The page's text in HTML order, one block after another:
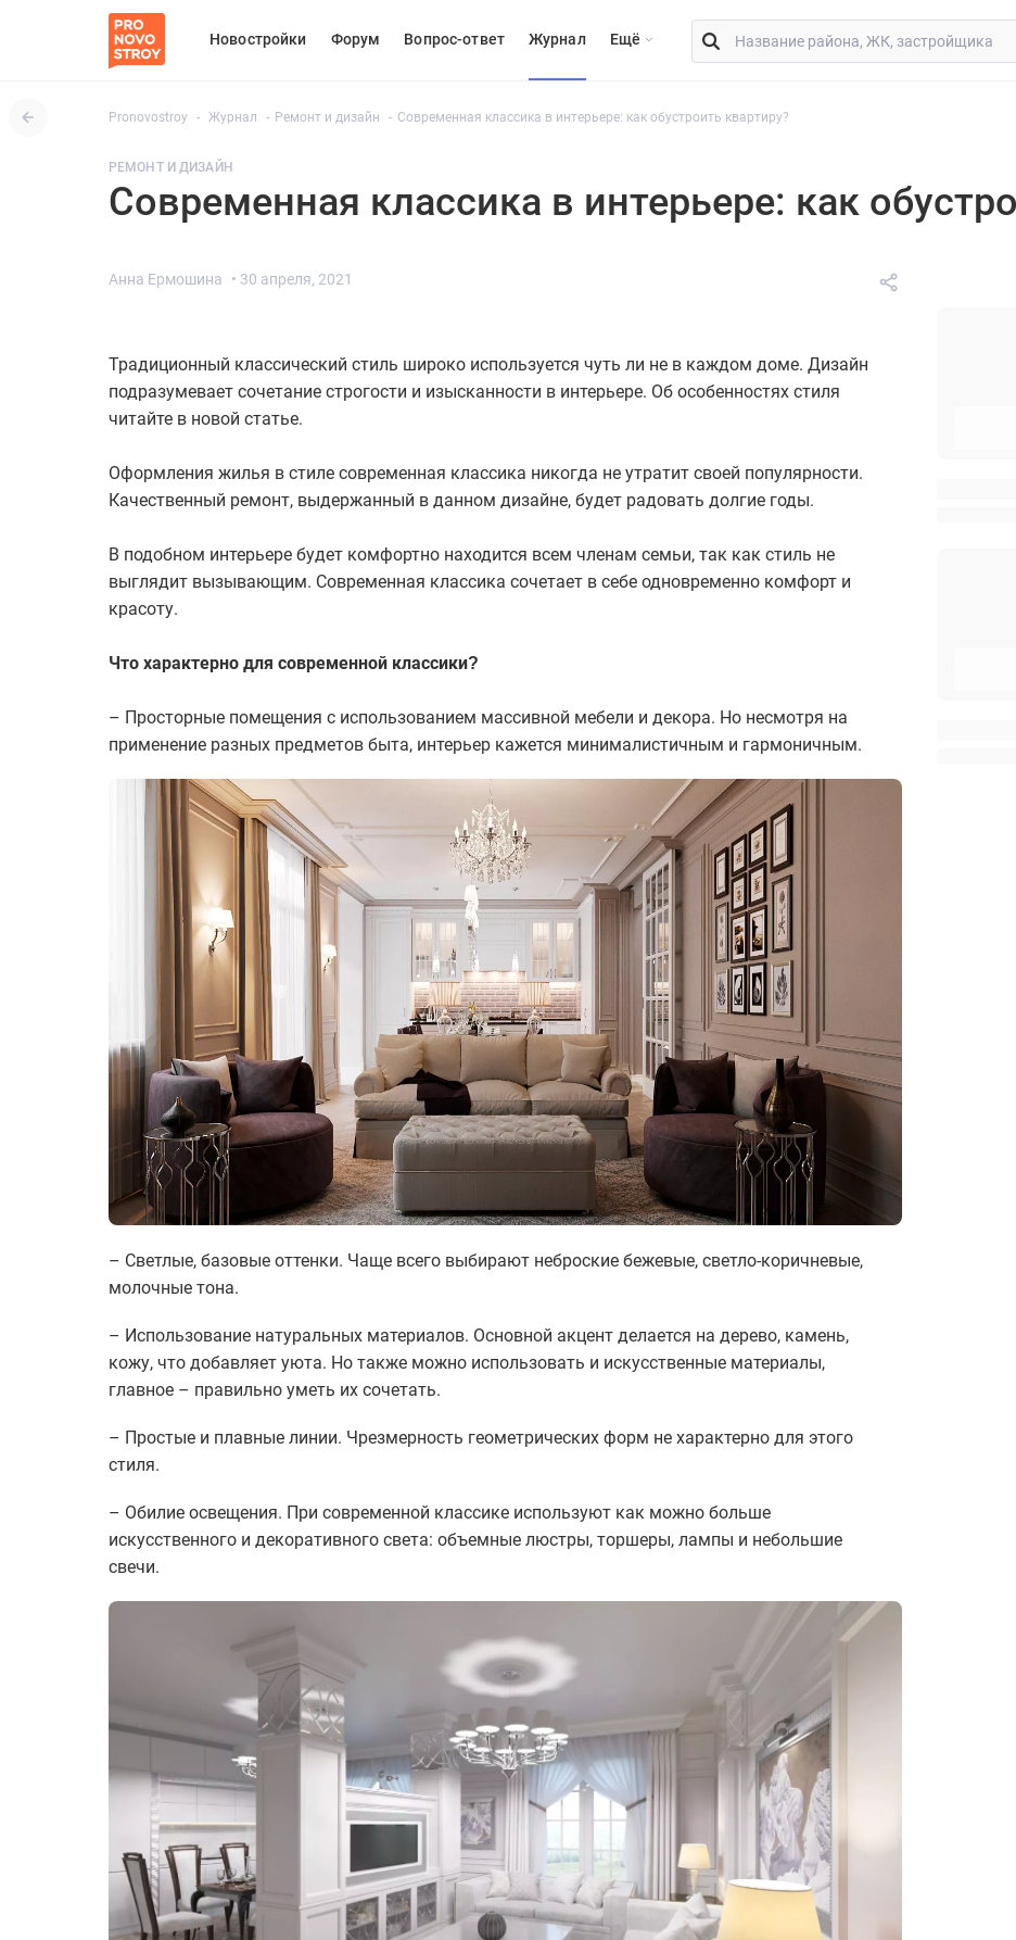
Новостройки Форум Вопрос-ответ Журнал Eщё
Pronovostroy Журнал Ремонт и дизайн Современная классика в интерьере: как обустроить квартиру?
РЕМОНТ И ДИЗАЙН
Современная классика в интерьере: как
Анна Ермошина • 30 апреля, 2021
Традиционный классический стиль широко используется чуть ли не в каждом доме. Дизайн
подразумевает сочетание строгости и изысканности в интерьере. Об особенностях стиля
читайте в новой статье.
Оформления жилья в стиле современная классика никогда не утратит своей популярности.
Качественный ремонт, выдержанный в данном дизайне, будет радовать долгие годы.
В подобном интерьере будет комфортно находится всем членам семьи, так как стиль не
выглядит вызывающим. Современная классика сочетает в себе одновременно комфорт и
красоту.
Что характерно для современной классики?
– Просторные помещения с использованием массивной мебели и декора. Но несмотря на
применение разных предметов быта, интерьер кажется минималистичным и гармоничным.
– Светлые, базовые оттенки. Чаще всего выбирают неброские бежевые, светло-коричневые,
молочные тона.
– Использование натуральных материалов. Основной акцент делается на дерево, камень,
кожу, что добавляет уюта. Но также можно использовать и искусственные материалы,
главное – правильно уметь их сочетать.
– Простые и плавные линии. Чрезмерность геометрических форм не характерно для этого
стиля.
– Обилие освещения. При современной классике используют как можно больше
искусственного и декоративного света: объемные люстры, торшеры, лампы и небольшие
свечи.